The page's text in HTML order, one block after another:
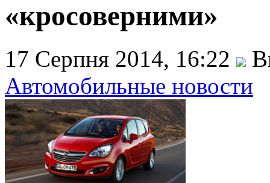
«кросоверними»
17 Серпня 2014, 16:22
Автомобильные новости